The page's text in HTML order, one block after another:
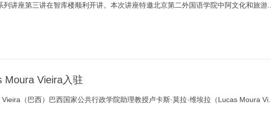
讲座第三讲在智库楼顺利开讲。本次讲座特邀北京第二外国语学院中阿文化和旅游...
Moura Vieira入驻
（巴西）巴西国家公共行政学院助理教授卢卡斯·莫拉·维埃拉（Lucas Moura Vi...